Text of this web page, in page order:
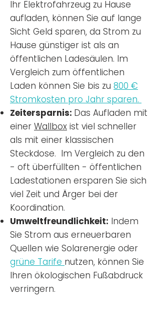
Ihr Elektrofahrzeug zu Hause
aufladen, können Sie auf lange
Sicht Geld sparen, da Strom zu
Hause günstiger ist als an
öffentlichen Ladesäulen. Im
Vergleich zum öffentlichen
Laden können Sie bis zu 800 €
Stromkosten pro Jahr sparen.
Zeitersparnis: Das Aufladen mit
einer Wallbox ist viel schneller
als mit einer klassischen
Steckdose. Im Vergleich zu den
- oft überfüllten - öffentlichen
Ladestationen ersparen Sie sich
viel Zeit und Ärger bei der
Koordination.
Umweltfreundlichkeit: Indem
Sie Strom aus erneuerbaren
Quellen wie Solarenergie oder
grüne Tarife nutzen, können Sie
Ihren ökologischen Fußabdruck
verringern.